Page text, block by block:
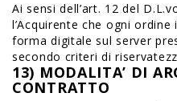
Ai sensi dell’art. 12 del
l’Acquirente che ogni
forma digitale sul server
secondo criteri di
13) MODALITA’ DI
CONTRATTO